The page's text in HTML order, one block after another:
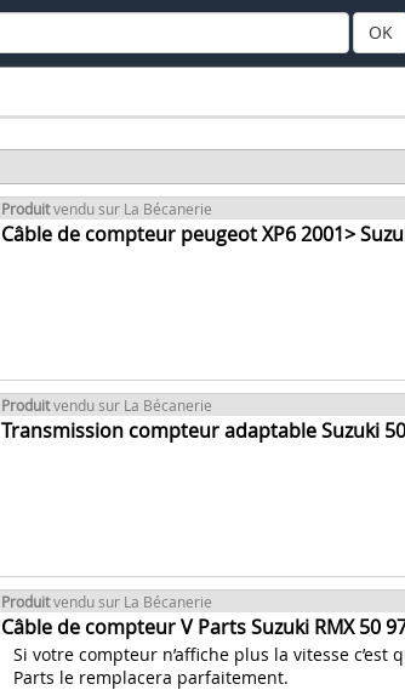
OK
Produitvendu sur La Bécanerie
Câble de compteur peugeot XP6 2001>
Produitvendu sur La Bécanerie
Transmission compteur adaptable Suzuki
Produitvendu sur La Bécanerie
Câble de compteur V Parts Suzuki RMX 50
Si votre compteur n’affiche plus la vitesse
Parts le remplacera parfaitement.